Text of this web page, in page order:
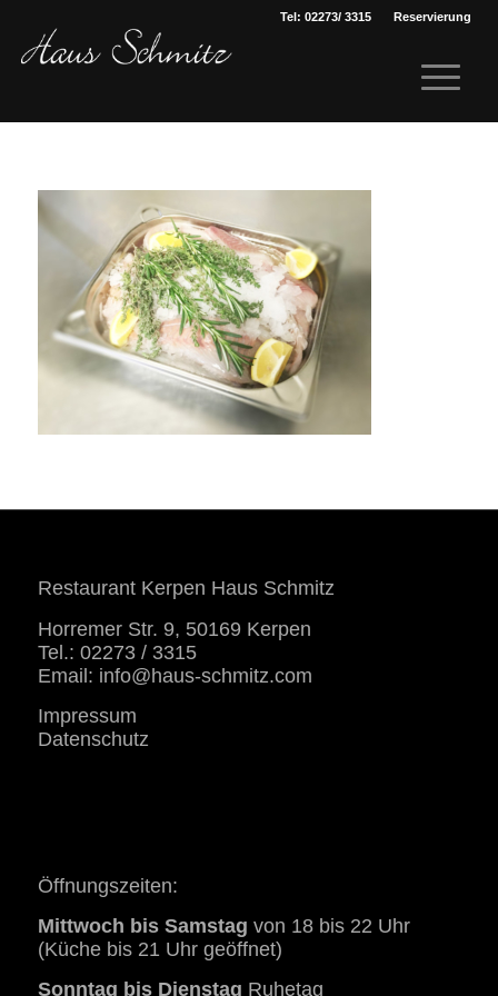
Reservierung
Tel: 02273/ 3315
Restaurant Kerpen Haus Schmitz
Horremer Str. 9, 50169 Kerpen
Tel.: 02273 / 3315
Email: info@haus-schmitz.com
Impressum
Datenschutz
Öffnungszeiten:
Mittwoch bis Samstag von 18 bis 22 Uhr
(Küche bis 21 Uhr geöffnet)
Sonntag bis Dienstag Ruhetag